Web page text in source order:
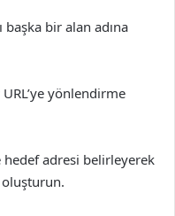
başka bir alan adına
yönlendirme
adresi belirleyerek
oluşturun.